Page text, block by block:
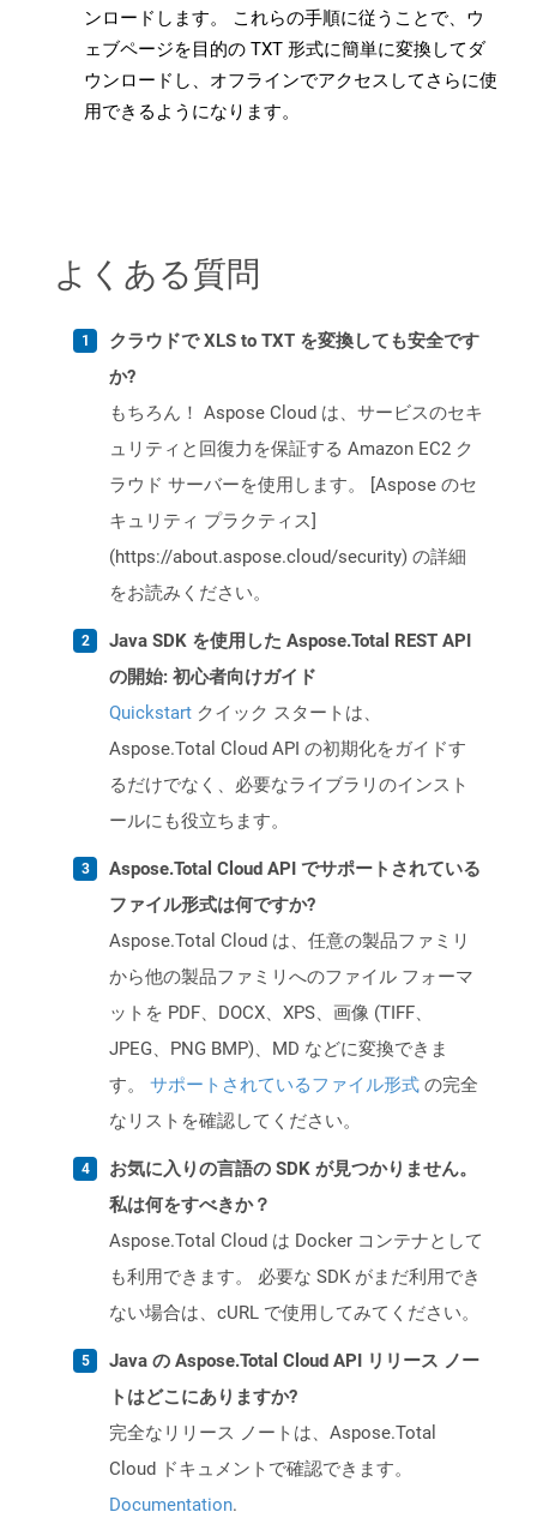
ンロードします。 これらの手順に従うことで、ウ
ェブページを目的の TXT 形式に簡単に変換してダ
ウンロードし、オフラインでアクセスしてさらに使
用できるようになります。
よくある質問
クラウドで XLS to TXT を変換しても安全です
か?
もちろん！ Aspose Cloud は、サービスのセキ
ュリティと回復力を保証する Amazon EC2 ク
ラウド サーバーを使用します。 [Aspose のセ
キュリティ プラクティス]
(https://about.aspose.cloud/security) の詳細
をお読みください。
Java SDK を使用した Aspose.Total REST API
の開始: 初心者向けガイド
Quickstart クイック スタートは、
Aspose.Total Cloud API の初期化をガイドす
るだけでなく、必要なライブラリのインスト
ールにも役立ちます。
Aspose.Total Cloud API でサポートされている
ファイル形式は何ですか?
Aspose.Total Cloud は、任意の製品ファミリ
から他の製品ファミリへのファイル フォーマ
ットを PDF、DOCX、XPS、画像 (TIFF、
JPEG、PNG BMP)、MD などに変換できま
す。 サポートされているファイル形式 の完全
なリストを確認してください。
お気に入りの言語の SDK が見つかりません。
私は何をすべきか？
Aspose.Total Cloud は Docker コンテナとして
も利用できます。 必要な SDK がまだ利用でき
ない場合は、cURL で使用してみてください。
Java の Aspose.Total Cloud API リリース ノー
トはどこにありますか?
完全なリリース ノートは、Aspose.Total
Cloud ドキュメントで確認できます。
Documentation.